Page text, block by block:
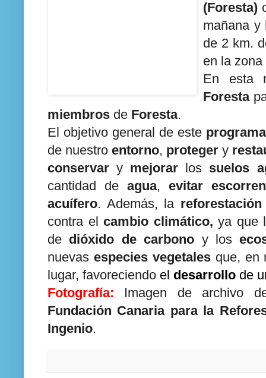
(Foresta)
mañana
de 2 km.
en la
En esta
Foresta
miembros de Foresta.
El objetivo general de este programa
de nuestroentorno, proteger y
conservar y mejorar los suelos
cantidad de agua, evitar
acuífero. Además, la reforestación
contra el cambio climático, ya que
de dióxido de carbono y los
nuevas especies vegetalesque, en
lugar, favoreciendo el desarrollo de
Fotografía:
Imagen de archivo
Fundación Canaria para la
Ingenio.